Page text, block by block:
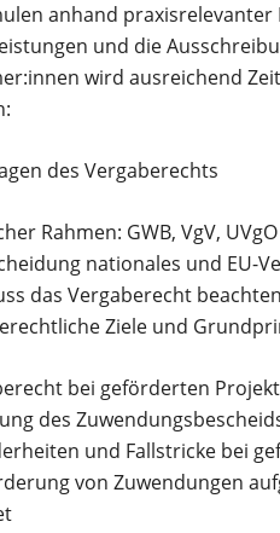
anhand
und die
wird ausreichend
des Vergaberechts
Rahmen: GWB, VgV,
nationales und EU-
das Vergaberecht
Ziele und
bei geförderten
des
und Fallstricke bei
von Zuwendungen